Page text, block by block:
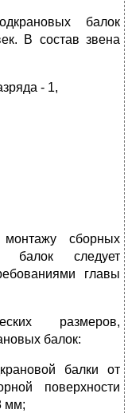
балок
В состав звена
- 1,
сборных
балок следует
главы
размеров,
балок:
балки от
поверхности
мм;